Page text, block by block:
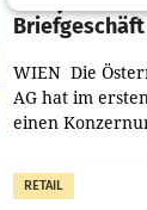
Briefgeschäft
WIEN Die
AG hat im
einen
erwirtschaftet,
von 3,8 Prozent
RETAIL